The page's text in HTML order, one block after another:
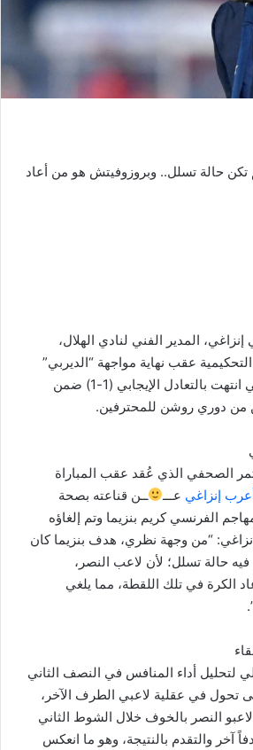
تكن حالة تسلل.. وبروزوفيتش هو من أعاد
المدير الفني لنادي الهلال،
عقب نهاية مواجهة “الديربي”
أمام نادي النصر، والتي انتهت بالتعادل الإيجابي (1-1) ضمن
من دوري روشن للمحترفين.
الصحفي الذي عُقد عقب المباراة
إنزاغي عـــ
ــن قناعته بصحة
الفرنسي كريم بنزيما وتم إلغاؤه
“من وجهة نظري، هدف بنزيما كان
حالة تسلل؛ لأن لاعب النصر،
الكرة في تلك اللقطة، مما يلغي
لتحليل أداء المنافس في النصف الثاني
تحول في عقلية لاعبي الطرف الآخر،
النصر بالخوف خلال الشوط الثاني
آخر والتقدم بالنتيجة، وهو ما انعكس